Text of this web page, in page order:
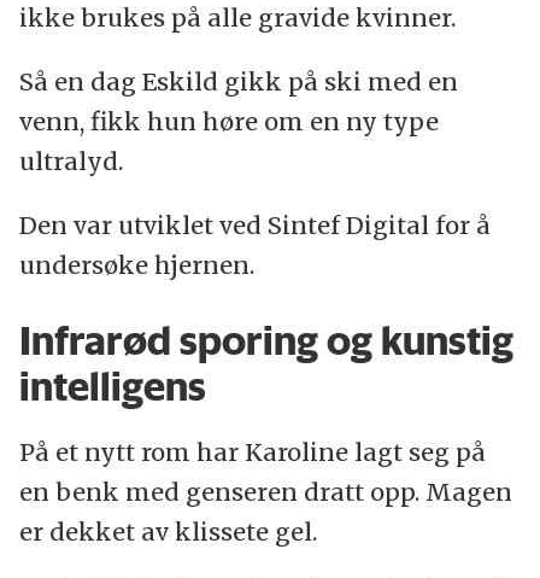
ikke brukes på alle gravide kvinner.
Så en dag Eskild gikk på ski med en
venn, fikk hun høre om en ny type
ultralyd.
Den var utviklet ved Sintef Digital for å
undersøke hjernen.
Infrarød sporing og kunstig
intelligens
På et nytt rom har Karoline lagt seg på
en benk med genseren dratt opp. Magen
er dekket av klissete gel.